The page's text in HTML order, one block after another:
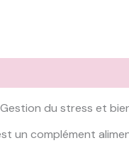
Gestion du stress et
un complément